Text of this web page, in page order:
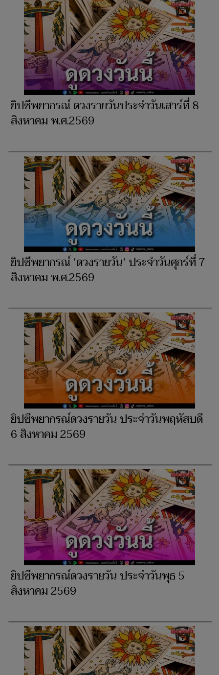
ยิปซีพยากรณ์ ดวงรายวันประจำวันเสาร์ที่ 8
สิงหาคม พ.ศ.2569
ยิปซีพยากรณ์ 'ดวงรายวัน' ประจำวันศุกร์ที่ 7
สิงหาคม พ.ศ.2569
ยิปซีพยากรณ์ดวงรายวัน ประจำวันพฤหัสบดี
6 สิงหาคม 2569
ยิปซีพยากรณ์ดวงรายวัน ประจำวัน​พุธ 5
สิงหาคม 2569